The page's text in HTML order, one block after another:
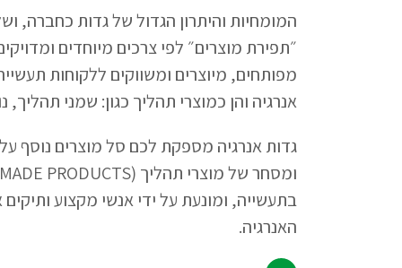
המומחיות והיתרון הגדול של גדות כחברה,
״תפירת מוצרים״ לפי צרכים מיוחדים
מפותחים, מיוצרים ומשווקים ללקוחות
אנרגיה והן כמוצרי תהליך כגון: שמני תהליך,
גדות אנרגיה מספקת לכם סל מוצרים נוסף על
בתעשייה, ומונעת על ידי אנשי מקצוע
האנרגיה.